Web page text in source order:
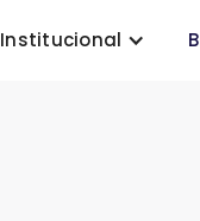
Institucional